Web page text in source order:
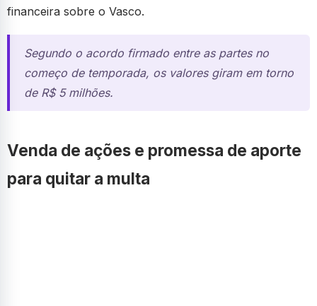
financeira sobre o Vasco.
Segundo o acordo firmado entre as partes no
começo de temporada, os valores giram em torno
de R$ 5 milhões.
Venda de ações e promessa de aporte
para quitar a multa